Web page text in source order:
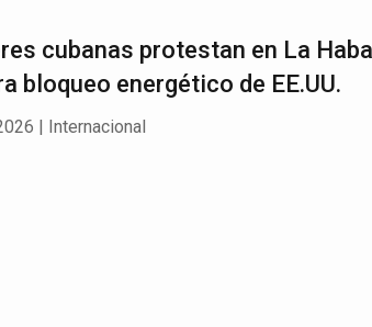
cubanas protestan en La
bloqueo energético de EE.UU.
| Internacional